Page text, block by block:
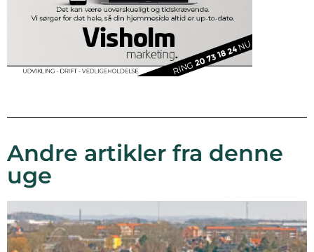
Andre artikler fra denne
uge